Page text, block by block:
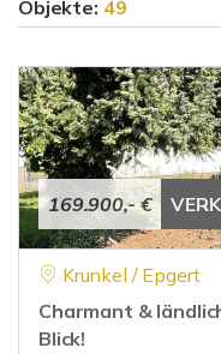
Objekte: 49
169.900,- €
Krunkel / Epgert
Charmant &
Blick!